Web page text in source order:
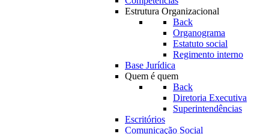
Estrutura Organizacional
Back
Organograma
Estatuto social
Regimento interno
Base Jurídica
Quem é quem
Back
Diretoria Executiva
Superintendências
Escritórios
Comunicação Social